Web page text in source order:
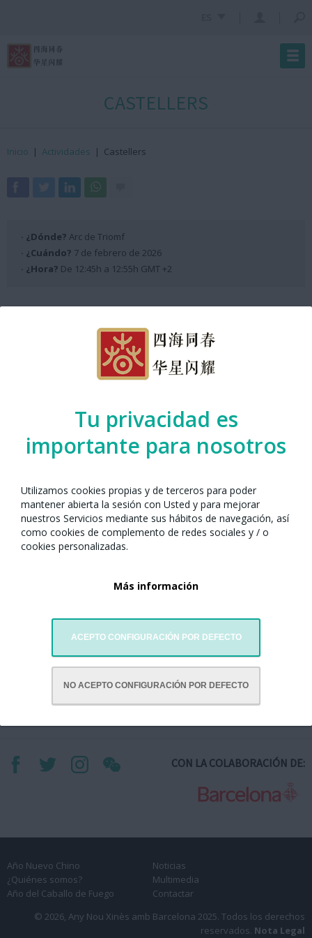
Tu privacidad es
importante para nosotros
Utilizamos cookies propias y de terceros para poder
mantener abierta la sesión con Usted y para mejorar
nuestros Servicios mediante sus hábitos de navegación, así
como cookies de complemento de redes sociales y / o
cookies personalizadas.
Más información
ACEPTO CONFIGURACIÓN POR DEFECTO
NO ACEPTO CONFIGURACIÓN POR DEFECTO
CASTELLERS
Inicio | Actividades | Castellers
· ¿Dónde? Arc de Triomf
· ¿Cuándo? 7 de febrero de 2026
· ¿Hora? De 12:45h a 12:55h GMT +2
Organizado por el Any Nou Xinès amb
Barcelona junto con:
Castellers de la Sagrada Familia
junta@castellerssagradafamilia.cat
Visitar website
CON LA COLABORACIÓN DE:
Año Nuevo Chino
¿Quiénes somos?
Año del Caballo de Fuego
Noticias
Multimedia
Contactar
© 2026, Any Nou Xinès amb Barcelona 2025. Todos los derechos
reservados. Nota Legal